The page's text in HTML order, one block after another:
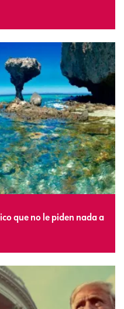
que no le piden nada a